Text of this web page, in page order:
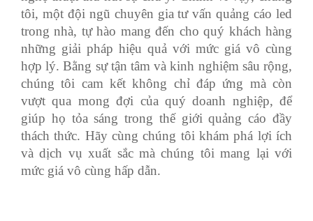
tôi, một đội ngũ chuyên gia tư vấn quảng cáo led
trong nhà, tự hào mang đến cho quý khách hàng
những giải pháp hiệu quả với mức giá vô cùng
hợp lý. Bằng sự tận tâm và kinh nghiệm sâu rộng,
chúng tôi cam kết không chỉ đáp ứng mà còn
vượt qua mong đợi của quý doanh nghiệp, để
giúp họ tỏa sáng trong thế giới quảng cáo đầy
thách thức. Hãy cùng chúng tôi khám phá lợi ích
và dịch vụ xuất sắc mà chúng tôi mang lại với
mức giá vô cùng hấp dẫn.